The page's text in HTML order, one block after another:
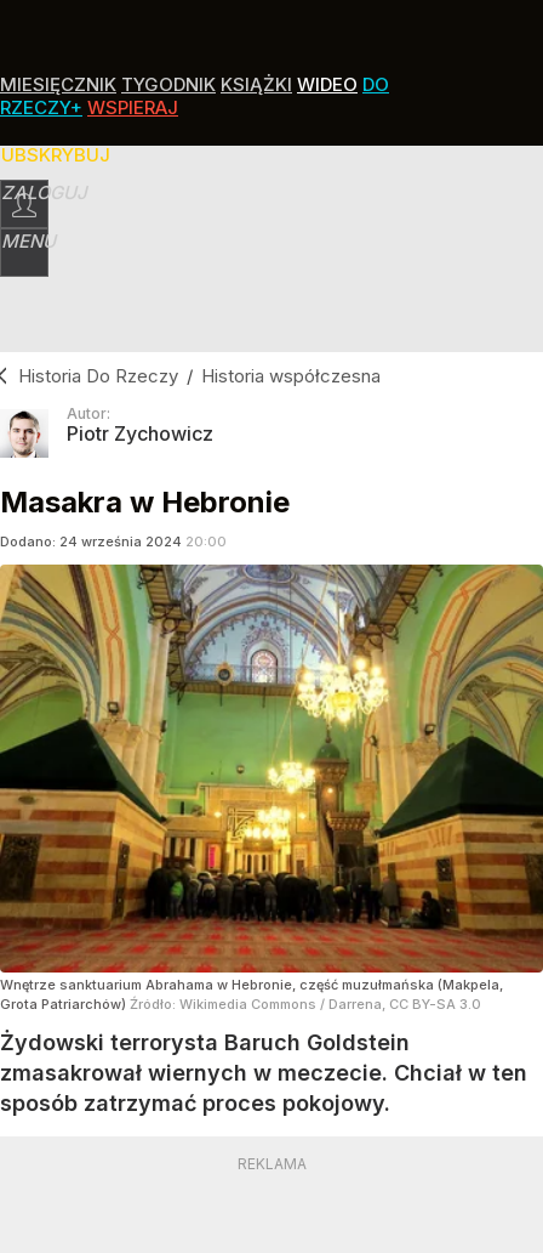
MIESIĘCZNIK TYGODNIK KSIĄŻKI WIDEO DO
RZECZY+ WSPIERAJ
ZALOGUJ
MENU
Historia Do Rzeczy / Historia współczesna
Autor:
Piotr Zychowicz
Masakra w Hebronie
Dodano: 24 września 2024 20:00
Wnętrze sanktuarium Abrahama w Hebronie, część muzułmańska (Makpela,
Grota Patriarchów) Źródło: Wikimedia Commons / Darrena, CC BY-SA 3.0
Żydowski terrorysta Baruch Goldstein
zmasakrował wiernych w meczecie. Chciał w ten
sposób zatrzymać proces pokojowy.